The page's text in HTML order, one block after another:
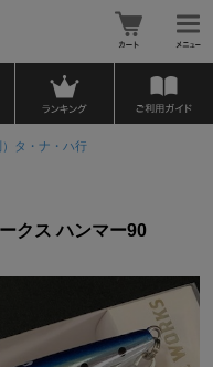
タ・ナ・ハ行
クス ハンマー90